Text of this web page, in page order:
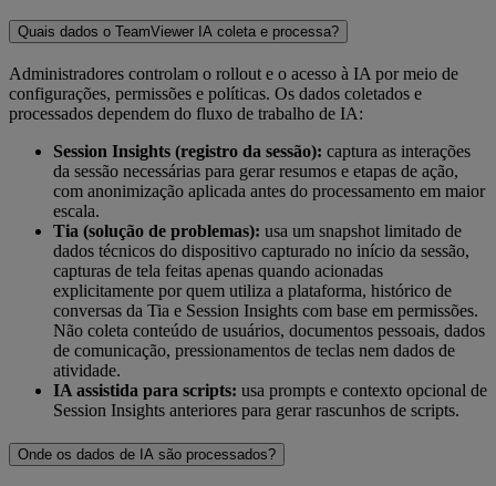
Quais dados o TeamViewer IA coleta e processa?
Administradores controlam o rollout e o acesso à IA por meio de
configurações, permissões e políticas. Os dados coletados e
processados dependem do fluxo de trabalho de IA:
Session Insights (registro da sessão): captura as interações
da sessão necessárias para gerar resumos e etapas de ação,
com anonimização aplicada antes do processamento em maior
escala.
Tia (solução de problemas): usa um snapshot limitado de
dados técnicos do dispositivo capturado no início da sessão,
capturas de tela feitas apenas quando acionadas
explicitamente por quem utiliza a plataforma, histórico de
conversas da Tia e Session Insights com base em permissões.
Não coleta conteúdo de usuários, documentos pessoais, dados
de comunicação, pressionamentos de teclas nem dados de
atividade.
IA assistida para scripts: usa prompts e contexto opcional de
Session Insights anteriores para gerar rascunhos de scripts.
Onde os dados de IA são processados?